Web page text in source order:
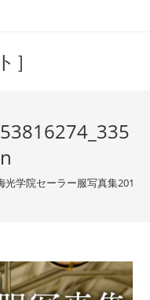
光学院セーラー服写真集2017」